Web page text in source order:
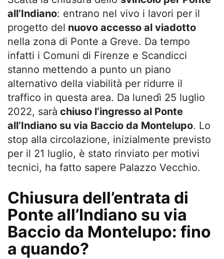
all’Indiano: entrano nel vivo i lavori per il
progetto del nuovo accesso al viadotto
nella zona di Ponte a Greve. Da tempo
infatti i Comuni di Firenze e Scandicci
stanno mettendo a punto un piano
alternativo della viabilità per ridurre il
traffico in questa area. Da lunedì 25 luglio
2022, sarà chiuso l’ingresso al Ponte
all’Indiano su via Baccio da Montelupo. Lo
stop alla circolazione, inizialmente previsto
per il 21 luglio, è stato rinviato per motivi
tecnici, ha fatto sapere Palazzo Vecchio.
Chiusura dell’entrata di
Ponte all’Indiano su via
Baccio da Montelupo: fino
a quando?